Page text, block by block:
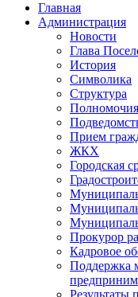
Главная
Администрация
Новости
Глава
История
Символика
Структура
Прием
ЖКХ
Городская
Прокурор
Кадровое
Поддержка
Результаты